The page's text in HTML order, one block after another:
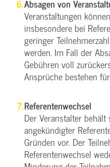
Absagen von
Veranstaltungen
insbesondere bei
geringer
werden. Im Fall der
Gebühren voll
Ansprüche bestehen
Referentenwechsel
Der Veranstalter behält
angekündigter
Gründen vor. Der
Referentenwechsel